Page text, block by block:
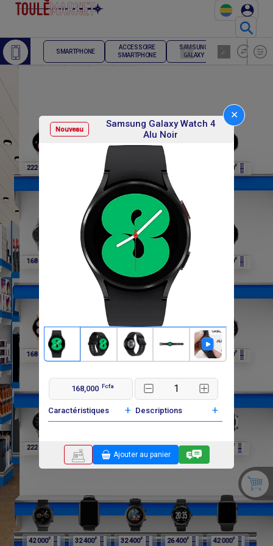
⚲
Nouveau
Samsung Galaxy Watch 4
Alu Noir
✕
168,000 Fcfa
Caractéristiques + Descriptions +
Ajouter au panier
SMARTPHONE
ACCESSOIRE
SMARTPHONE
SAMSUNG
GALAXY
TELEPHONE
FIXE
222 000 222 000 222 000F
168 000 168 000 168 000F 168 000F
168 000 F 168 000F 222 000F 222 000F
222 000 222 000 F F 174 000F F
42 000F 32 400F 32 400F 26 400F 42 000F